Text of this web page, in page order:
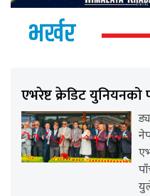
भर्खर
एभरेष्ट क्रेडिट